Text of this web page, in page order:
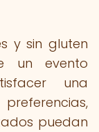
y sin gluten
un evento
una
puedan